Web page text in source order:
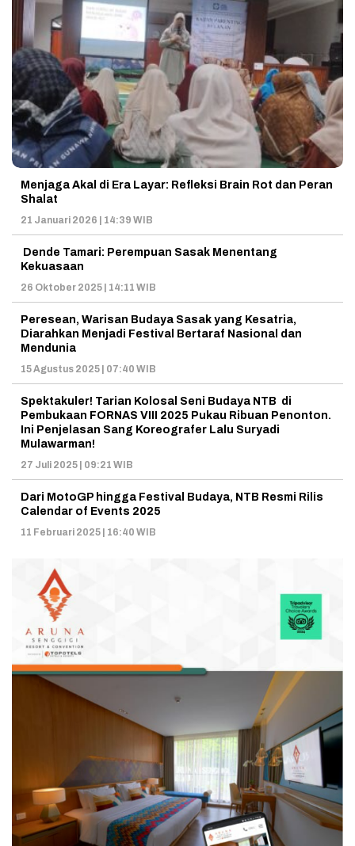
Menjaga Akal di Era Layar: Refleksi Brain Rot dan Peran
Shalat
21 Januari 2026 | 14:39 WIB
Dende Tamari: Perempuan Sasak Menentang
Kekuasaan
26 Oktober 2025 | 14:11 WIB
Peresean, Warisan Budaya Sasak yang Kesatria,
Diarahkan Menjadi Festival Bertaraf Nasional dan
Mendunia
15 Agustus 2025 | 07:40 WIB
Spektakuler! Tarian Kolosal Seni Budaya NTB di
Pembukaan FORNAS VIII 2025 Pukau Ribuan Penonton.
Ini Penjelasan Sang Koreografer Lalu Suryadi
Mulawarman!
27 Juli 2025 | 09:21 WIB
Dari MotoGP hingga Festival Budaya, NTB Resmi Rilis
Calendar of Events 2025
11 Februari 2025 | 16:40 WIB